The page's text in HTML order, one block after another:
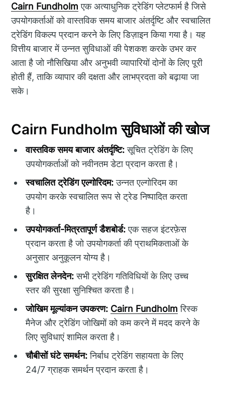
Cairn Fundholm एक अत्याधुनिक ट्रेडिंग प्लेटफार्म है जिसे
उपयोगकर्ताओं को वास्तविक समय बाजार अंतर्दृष्टि और स्वचालित
ट्रेडिंग विकल्प प्रदान करने के लिए डिज़ाइन किया गया है। यह
वित्तीय बाजार में उन्नत सुविधाओं की पेशकश करके उभर कर
आता है जो नौसिखिया और अनुभवी व्यापारियों दोनों के लिए पूरी
होती हैं, ताकि व्यापार की दक्षता और लाभप्रदता को बढ़ाया जा
सके।
Cairn Fundholm सुविधाओं की खोज
वास्तविक समय बाजार अंतर्दृष्टि:सूचित ट्रेडिंग के लिए
उपयोगकर्ताओं को नवीनतम डेटा प्रदान करता है।
स्वचालित ट्रेडिंग एल्गोरिदम:उन्नत एल्गोरिदम का
उपयोग करके स्वचालित रूप से ट्रेड निष्पादित करता
है।
उपयोगकर्ता-मित्रतापूर्ण डैशबोर्ड:एक सहज इंटरफ़ेस
प्रदान करता है जो उपयोगकर्ता की प्राथमिकताओं के
अनुसार अनुकूलन योग्य है।
सुरक्षित लेनदेन:सभी ट्रेडिंग गतिविधियों के लिए उच्च
स्तर की सुरक्षा सुनिश्चित करता है।
जोखिम मूल्यांकन उपकरण: Cairn Fundholm रिस्क
मैनेज और ट्रेडिंग जोखिमों को कम करने में मदद करने के
लिए सुविधाएं शामिल करता है।
चौबीसों घंटे समर्थन:निर्बाध ट्रेडिंग सहायता के लिए
24/7 ग्राहक समर्थन प्रदान करता है।